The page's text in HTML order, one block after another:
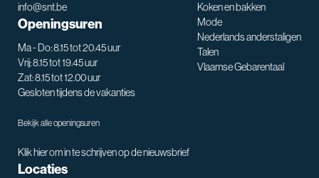
info@snt.be
Openingsuren
Ma - Do: 8.15 tot 20.45 uur
Vrij: 8.15 tot 19.45 uur
Zat: 8.15 tot 12.00 uur
Gesloten tijdens de vakanties
Bekijk alle openingsuren
Klik hier om in te schrijven op de nieuwsbrief
Koken en bakken
Mode
Nederlands anderstaligen
Talen
Vlaamse Gebarentaal
Locaties